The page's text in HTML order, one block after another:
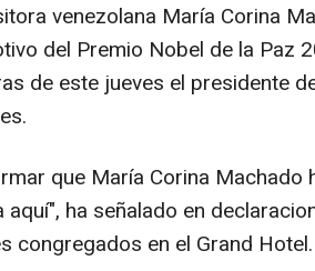
venezolana María Corina
del Premio Nobel de la Paz
de este jueves el presidente
que María Corina Machado
aquí", ha señalado en
congregados en el Grand Hotel.